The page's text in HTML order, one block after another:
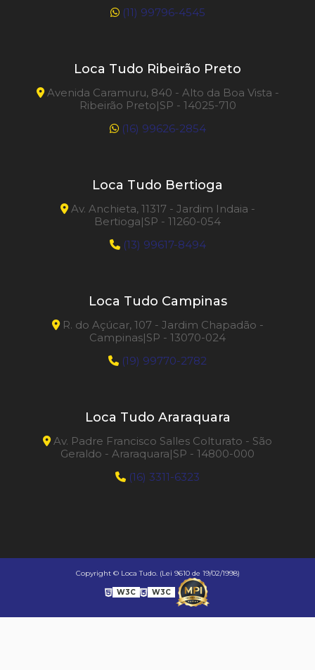
(11) 99796-4545
Loca Tudo Ribeirão Preto
Avenida Caramuru, 840 - Alto da Boa Vista -
Ribeirão Preto|SP - 14025-710
(16) 99626-2854
Loca Tudo Bertioga
Av. Anchieta, 11317 - Jardim Indaia -
Bertioga|SP - 11260-054
(13) 99617-8494
Loca Tudo Campinas
R. do Açúcar, 107 - Jardim Chapadão -
Campinas|SP - 13070-024
(19) 99770-2782
Loca Tudo Araraquara
Av. Padre Francisco Salles Colturato - São
Geraldo - Araraquara|SP - 14800-000
(16) 3311-6323
Copyright © Loca Tudo. (Lei 9610 de 19/02/1998)
W3C W3C